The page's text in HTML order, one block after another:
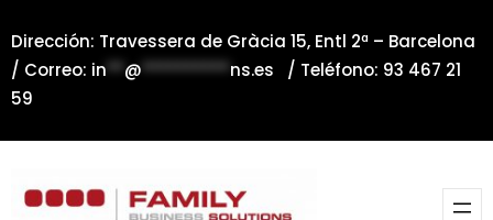
al
contenido
Dirección: Travessera de Gràcia 15, Entl 2ª – Barcelona
/ Correo: in**@**********ns.es / Teléfono: 93 467 21
59